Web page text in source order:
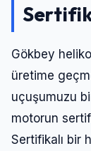
Gökbey
üretime
uçuşumuzu
motorun
Sertifikalı bir